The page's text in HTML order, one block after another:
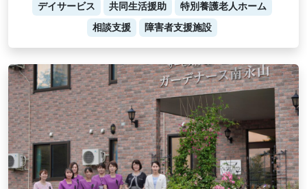
デイサービス 共同生活援助
特別養護老人ホーム
相談支援
障害者支援施設